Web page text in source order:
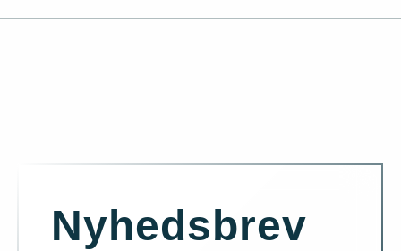
Nyhedsbrev